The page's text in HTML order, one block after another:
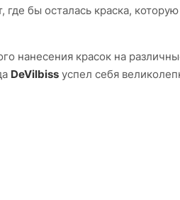
бы осталась краска,
нанесения красок на
DeVilbiss успел себя